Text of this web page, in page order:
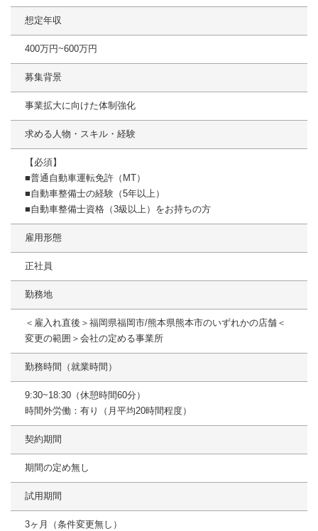
想定年収
400万円~600万円
募集背景
事業拡大に向けた体制強化
求める人物・スキル・経験
【必須】
■普通自動車運転免許（MT）
■自動車整備士の経験（5年以上）
■自動車整備士資格（3級以上）をお持ちの方
雇用形態
正社員
勤務地
＜雇入れ直後＞福岡県福岡市/熊本県熊本市のいずれかの店舗＜
変更の範囲＞会社の定める事業所
勤務時間（就業時間）
9:30~18:30（休憩時間60分）
時間外労働：有り（月平均20時間程度）
契約期間
期間の定め無し
試用期間
3ヶ月（条件変更無し）